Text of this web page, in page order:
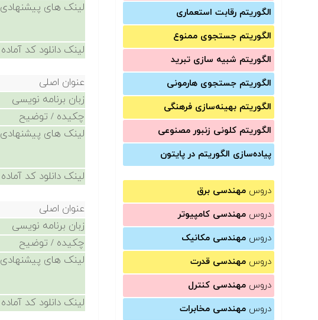
الگوریتم رقابت استعماری
الگوریتم جستجوی ممنوع
الگوریتم شبیه سازی تبرید
الگوریتم جستجوی هارمونی
الگوریتم بهینه‌سازی فرهنگی
الگوریتم کلونی زنبور مصنوعی
پیاده‌سازی الگوریتم در پایتون
دروس مهندسی برق
دروس مهندسی کامپیوتر
دروس مهندسی مکانیک
دروس مهندسی قدرت
دروس مهندسی کنترل
دروس مهندسی مخابرات
لینک های پیشنهادی
لینک دانلود کد آماده
عنوان اصلی
زبان برنامه نویسی
چکیده / توضیح
لینک های پیشنهادی
لینک دانلود کد آماده
عنوان اصلی
زبان برنامه نویسی
چکیده / توضیح
لینک های پیشنهادی
لینک دانلود کد آماده